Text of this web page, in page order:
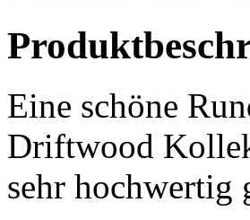
Eine schöne
Driftwood
sehr hochwertig